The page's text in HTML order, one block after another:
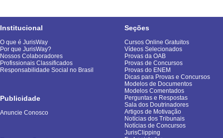
Institucional
O que é JurisWay
Por que JurisWay?
Nossos Colaboradores
Profissionais Classificados
Responsabilidade Social no Brasil
Publicidade
Anuncie Conosco
Seções
Cursos Online Gratuitos
Vídeos Selecionados
Provas da OAB
Provas de Concursos
Provas do ENEM
Dicas para Provas e Concursos
Modelos de Documentos
Modelos Comentados
Perguntas e Respostas
Sala dos Doutrinadores
Artigos de Motivação
Notícias dos Tribunais
Notícias de Concursos
JurisClipping